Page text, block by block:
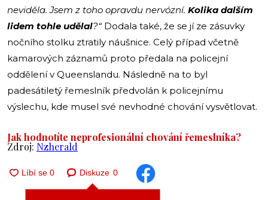
neviděla. Jsem z toho opravdu nervózní. Kolika dalším
lidem tohle udělal?“Dodala také, že se jí ze zásuvky
nočního stolku ztratily náušnice. Celý případ včetně
kamarových záznamů proto předala na policejní
oddělení v Queenslandu. Následně na to byl
padesátiletý řemeslník předvolán k policejnímu
výslechu, kde musel své nevhodné chování vysvětlovat.
Jak hodnotíte neprofesionální chování řemeslníka?
Zdroj: Nzherald
Diskuze 0